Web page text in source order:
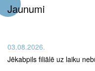
Jaunumi
03.08.2026.
Jēkabpils filiālē uz laiku